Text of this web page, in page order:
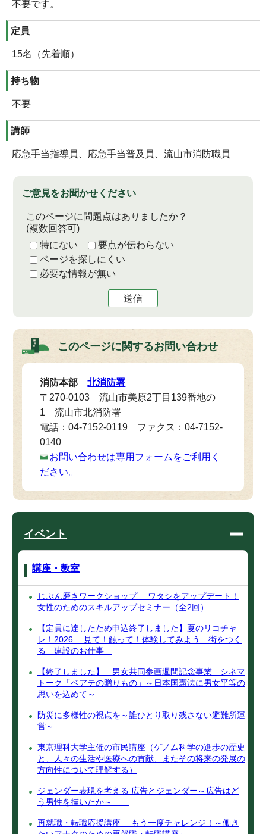
不要です。
定員
15名（先着順）
持ち物
不要
講師
応急手当指導員、応急手当普及員、流山市消防職員
ご意見をお聞かせください
このページに問題点はありましたか？
(複数回答可)
特にない
要点が伝わらない
ページを探しにくい
必要な情報が無い
送信
このページに関するお問い合わせ
消防本部北消防署
〒270-0103 流山市美原2丁目139番地の
1 流山市北消防署
電話：04-7152-0119 ファクス：04-7152-
0140
お問い合わせは専用フォームをご利用く
ださい。
イベント
講座・教室
じぶん磨きワークショップ ワタシをアップデート！
女性のためのスキルアップセミナー（全2回）
【定員に達したため申込終了しました】夏のリコチャ
レ！2026 見て！触って！体験してみよう 街をつく
る 建設のお仕事
【終了しました】 男女共同参画週間記念事業 シネマ
トーク「ベアテの贈りもの」～日本国憲法に男女平等の
思いを込めて～
防災に多様性の視点を～誰ひとり取り残さない避難所運
営～
東京理科大学主催の市民講座（ゲノム科学の進歩の歴史
と、人々の生活や医療への貢献、またその将来の発展の
方向性について理解する）
ジェンダー表現を考える 広告とジェンダー～広告はど
う男性を描いたか～
再就職・転職応援講座 もう一度チャレンジ！～働き